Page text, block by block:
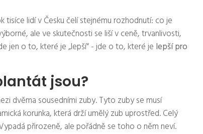
tisíce lidí v Česku čelí stejnému rozhodnutí: co je
ale ve skutečnosti se liší v ceně, trvanlivosti,
jen o to, které je „lepší“ - jde o to, které je lepší pro
jsou?
dvěma sousedními zuby. Tyto zuby se musí
korunka, která drží umělý zub uprostřed. Celý
přirozeně, ale pořádně se toho o něm neví.